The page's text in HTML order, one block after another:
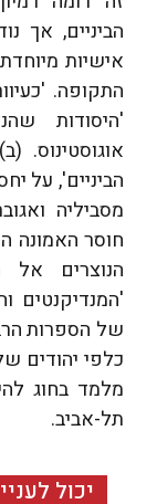
הביניים, אך
אישיות
התקופה.
'היסודות
אוגוסטינוס.
הביניים', על
מסביליה
חוסר האמונה
הנוצרים אל
'המנדיקנטים
של הספרות
כלפי יהודים
מלמד בחוג
תל-אביב.
יכול